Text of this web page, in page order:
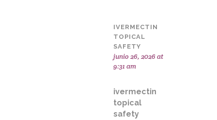
IVERMECTIN
TOPICAL
SAFETY
junio 26, 2026 at
9:31 am
ivermectin
topical
safety